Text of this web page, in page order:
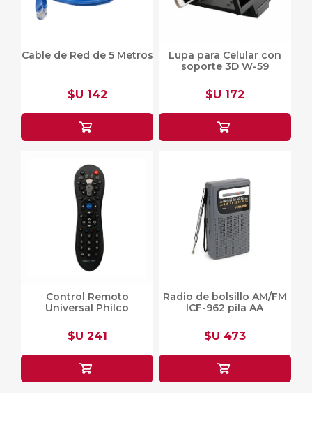
Cable de Red de 5 Metros
$U 142
Lupa para Celular con
soporte 3D W-59
$U 172
Control Remoto
Universal Philco
$U 241
Radio de bolsillo AM/FM
ICF-962 pila AA
$U 473